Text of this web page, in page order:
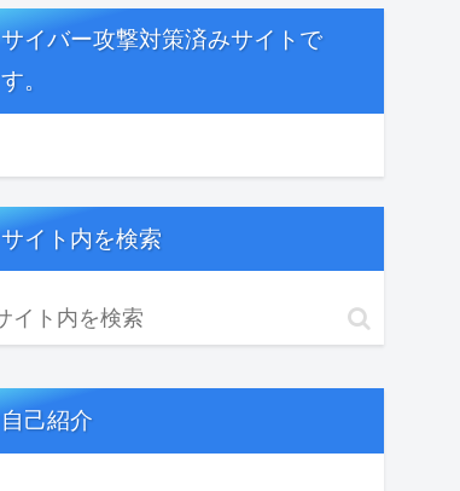
サイバー攻撃対策済みサイトで
す。
サイト内を検索
自己紹介